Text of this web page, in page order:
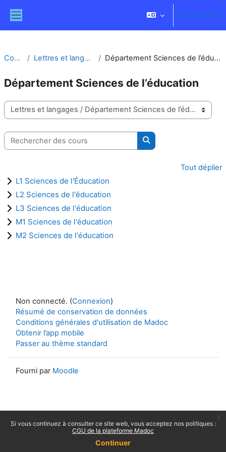
Si vous continuez à consulter ce site web, vous acceptez nos politiques :
CGU de la plateforme Madoc
Continuer
Connexion
Cours Lettres et langages Département Sciences de l’éducation
Département Sciences de l’éducation
Catégories de cours
Rechercher des cours
Rechercher des cours
Tout déplier
L1 Sciences de l'Éducation
L2 Sciences de l'éducation
L3 Sciences de l'éducation
M1 Sciences de l'éducation
M2 Sciences de l'éducation
Non connecté. (Connexion)
Résumé de conservation de données
Conditions générales d'utilisation de Madoc
Obtenir l’app mobile
Passer au thème standard
Fourni par Moodle